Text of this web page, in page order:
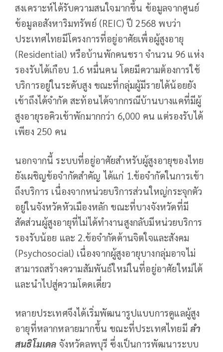
สงเคราะห์ได้รับความสนใจมากขึ้น ข้อมูลจากศูนย์
ข้อมูลอสังหาริมทรัพย์ (REIC) ปี 2568 พบว่า
ประเทศไทยมีโครงการที่อยู่อาศัยเพื่อผู้สูงอายุ
(Residential) หรือบ้านพักคนชรา จำนวน 96 แห่ง
รองรับได้เกือบ 1.6 หมื่นคน โดยมีความต้องการใช้
บริการอยู่ในระดับสูง ขณะที่กลุ่มผู้มีรายได้น้อยยัง
เข้าถึงได้จำกัด สะท้อนได้จากกรณีบ้านบางแคที่มีผู้
สูงอายุรอคิวเข้าพักมากกว่า 6,000 คน แต่รองรับได้
เพียง 250 คน
นอกจากนี้ ระบบที่อยู่อาศัยสำหรับผู้สูงอายุของไทย
ยังเผชิญข้อจำกัดสำคัญ ได้แก่ 1.ข้อจำกัดในการเข้า
ถึงบริการ เนื่องจากหน่วยบริการส่วนใหญ่กระจุกตัว
อยู่ในจังหวัดหัวเมืองหลัก ขณะที่บางจังหวัดที่มี
สัดส่วนผู้สูงอายุที่ไม่ได้ทำงานสูงกลับมีหน่วยบริการ
รองรับน้อย และ 2.ข้อจำกัดด้านจิตใจและสังคม
(Psychosocial) เนื่องจากผู้สูงอายุบางกลุ่มอาจไม่
สามารถสร้างความสัมพันธ์ใหม่ในที่อยู่อาศัยใหม่ได้
และนำไปสู่ความโดดเดี่ยว
หลายประเทศจึงได้เริ่มพัฒนารูปแบบการดูแลผู้สูง
อายุที่หลากหลายมากขึ้น ขณะที่ประเทศไทยมี ลำ
สนธิโมเดล จังหวัดลพบุรี ซึ่งเป็นการพัฒนาระบบ